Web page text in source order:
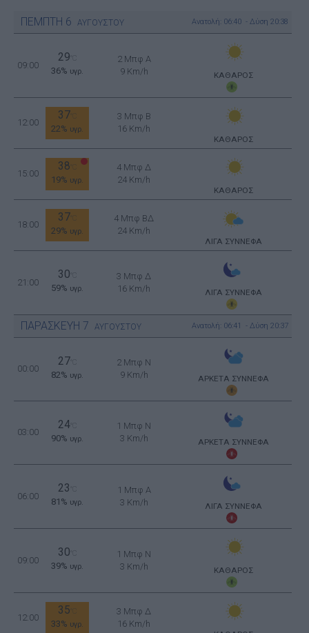
ΠΕΜΠΤΗ 6 ΑΥΓΟΥΣΤΟΥ Ανατολή: 06:40 - Δύση 20:38
09:00
29
36% υγρ.
2 Μπφ Α
9 Km/h
ΚΑΘΑΡΟΣ
12:00
37
22% υγρ.
3 Μπφ B
16 Km/h
ΚΑΘΑΡΟΣ
15:00
38
19% υγρ.
4 Μπφ Δ
24 Km/h
ΚΑΘΑΡΟΣ
18:00
37
29% υγρ.
4 Μπφ ΒΔ
24 Km/h
ΛΙΓΑ ΣΥΝΝΕΦΑ
21:00
30
59% υγρ.
3 Μπφ Δ
16 Km/h
ΛΙΓΑ ΣΥΝΝΕΦΑ
ΠΑΡΑΣΚΕΥΗ 7 ΑΥΓΟΥΣΤΟΥ Ανατολή: 06:41 - Δύση 20:37
00:00
27
82% υγρ.
2 Μπφ N
9 Km/h
ΑΡΚΕΤΑ ΣΥΝΝΕΦΑ
03:00
24°C
90% υγρ.
1 Μπφ N
3 Km/h
ΑΡΚΕΤΑ ΣΥΝΝΕΦΑ
06:00
23
81% υγρ.
1 Μπφ Α
3 Km/h
ΛΙΓΑ ΣΥΝΝΕΦΑ
09:00
30
39% υγρ.
1 Μπφ N
3 Km/h
ΚΑΘΑΡΟΣ
12:00
35
33% υγρ.
3 Μπφ Δ
16 Km/h